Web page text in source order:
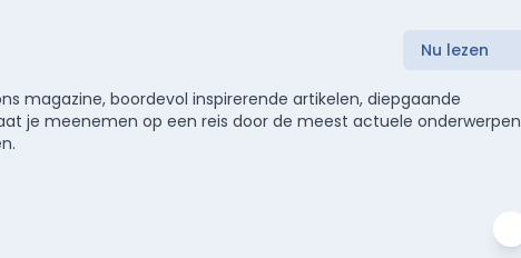
Nu lezen
magazine, boordevol inspirerende artikelen, diepgaande
je meenemen op een reis door de meest actuele onderwerpen